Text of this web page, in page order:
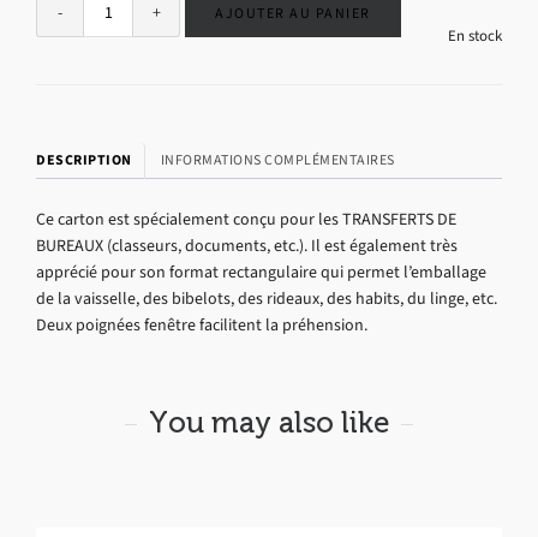
En stock
AJOUTER AU PANIER
DESCRIPTION INFORMATIONS COMPLÉMENTAIRES
Ce carton est spécialement conçu pour les TRANSFERTS DE
BUREAUX (classeurs, documents, etc.). Il est également très
apprécié pour son format rectangulaire qui permet l’emballage
de la vaisselle, des bibelots, des rideaux, des habits, du linge, etc.
Deux poignées fenêtre facilitent la préhension.
You may also like